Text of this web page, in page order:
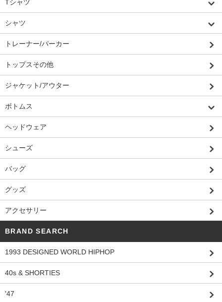
Tシャツ
シャツ
トレーナー/パーカー
トップスその他
ジャケット/アウター
ボトムス
ヘッドウェア
シューズ
バッグ
グッズ
アクセサリー
BRAND SEARCH
1993 DESIGNED WORLD HIPHOP
40s & SHORTIES
'47